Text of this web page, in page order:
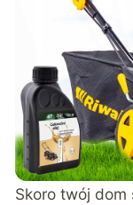
Skoro twój